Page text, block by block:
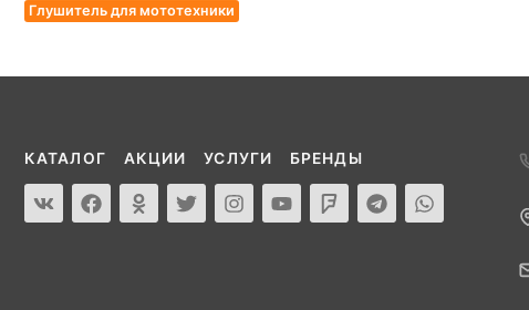
Глушитель для мототехники
КАТАЛОГ АКЦИИ УСЛУГИ БРЕНДЫ